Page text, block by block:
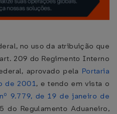
no uso da atribuição que
209 do Regimento Interno
aprovado pela Portaria
de 2001, e tendo em vista o
9.779, de 19 de janeiro de
do Regulamento Aduaneiro,